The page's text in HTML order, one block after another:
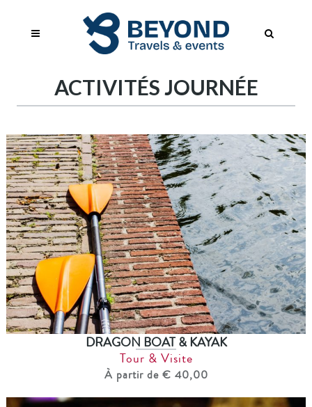
ACTIVITÉS JOURNÉE
DRAGON BOAT & KAYAK
Tour & Visite
À partir de € 40,00